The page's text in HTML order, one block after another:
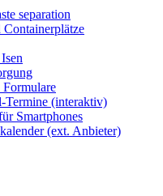
separation
Termine (interaktiv)
Smartphones
(ext. Anbieter)